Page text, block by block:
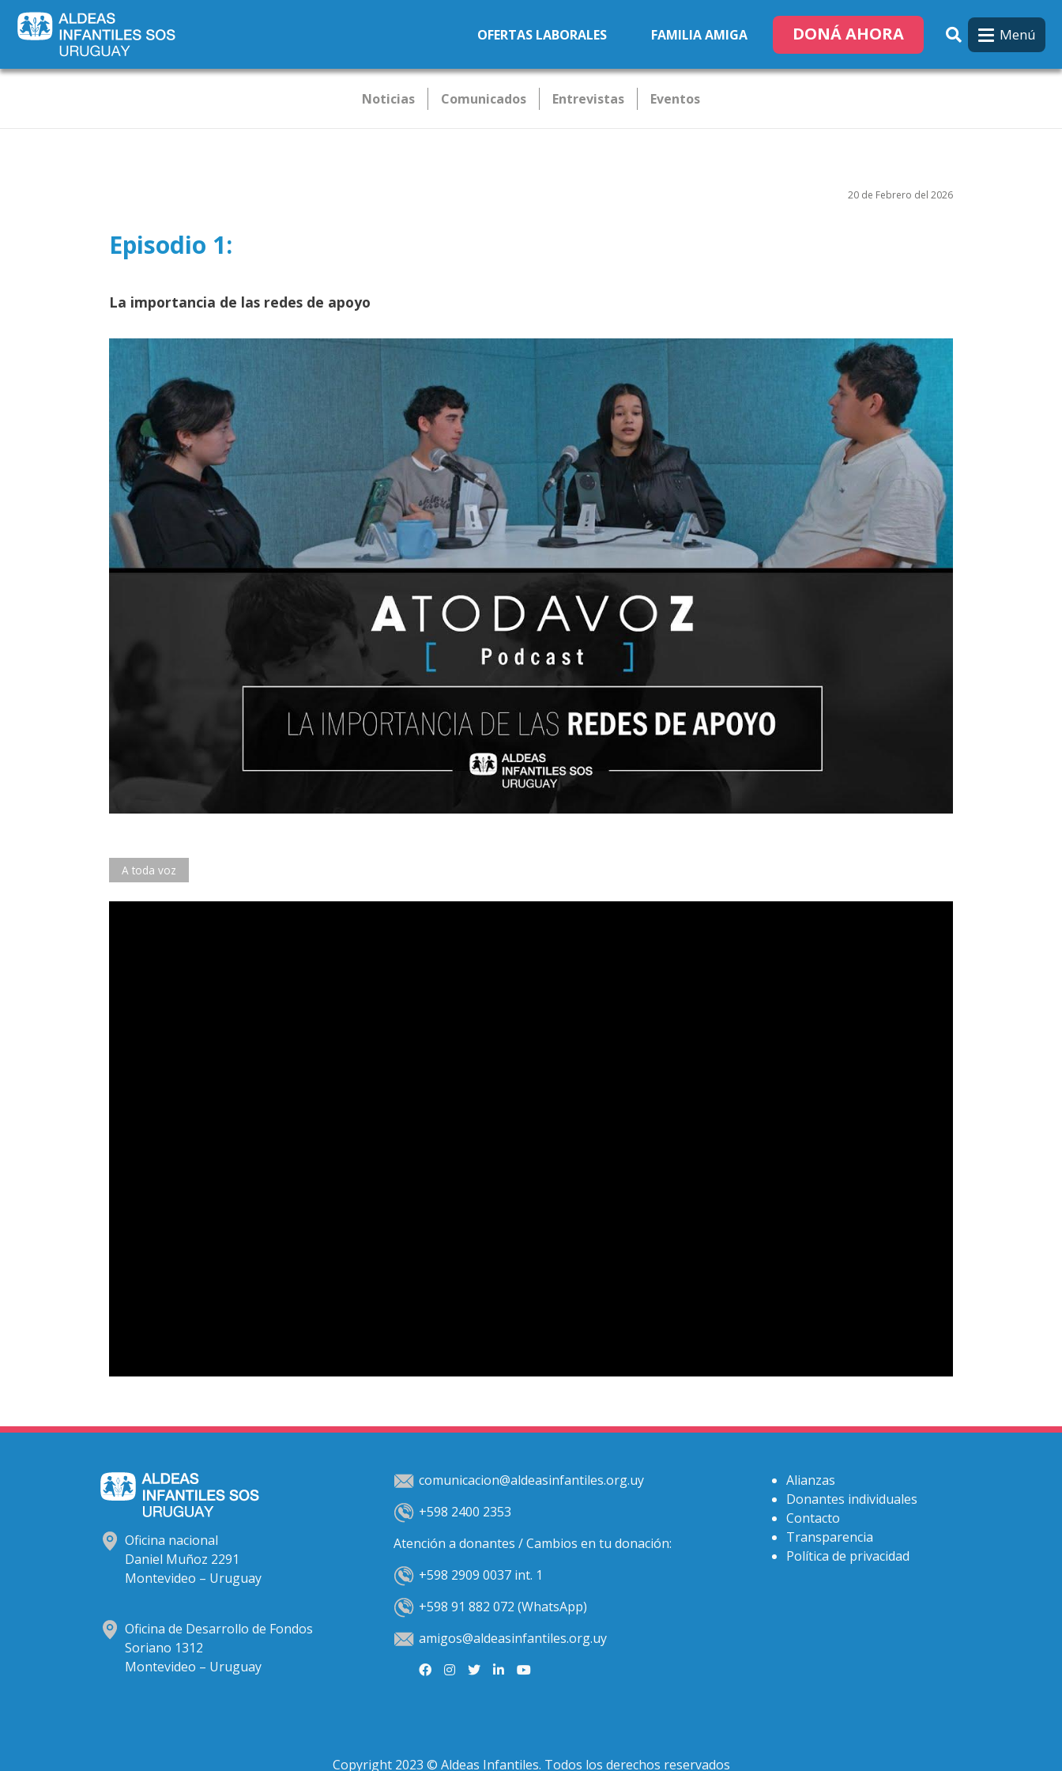
OFERTAS LABORALES
FAMILIA AMIGA DONÁ AHORA Menú
Novededades Noticias Comunicados Entrevistas Eventos
20 de Febrero del 2026
Episodio 1:
La importancia de las redes de apoyo
A toda voz
Oficina nacional
Daniel Muñoz 2291
Montevideo – Uruguay
Oficina de Desarrollo de Fondos
Soriano 1312
Montevideo – Uruguay
comunicacion@aldeasinfantiles.org.uy
+598 2400 2353
Atención a donantes / Cambios en tu donación:
+598 2909 0037 int. 1
+598 91 882 072 (WhatsApp)
amigos@aldeasinfantiles.org.uy
Alianzas
Donantes individuales
Contacto
Transparencia
Política de privacidad
Copyright 2023 © Aldeas Infantiles. Todos los derechos reservados